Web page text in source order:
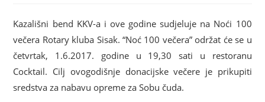
Kazališni bend KKV-a i ove godine sudjeluje na Noći 100
večera Rotary kluba Sisak. “Noć 100 večera” održat će se u
četvrtak, 1.6.2017. godine u 19,30 sati u restoranu
Cocktail. Cilj ovogodišnje donacijske večere je prikupiti
sredstva za nabavu opreme za Sobu čuda.